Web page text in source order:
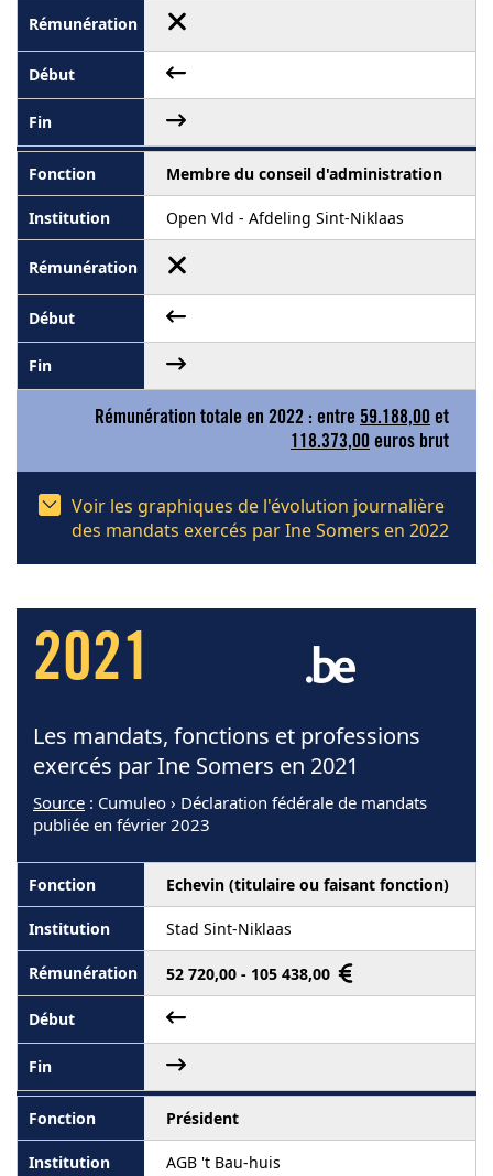
Membre du conseil d'administration
Open Vld - Afdeling Sint-Niklaas
Rémunération totale en 2022 : entre 59.188,00 et
118.373,00 euros brut
Voir les graphiques de l'évolution journalière
des mandats exercés par Ine Somers en 2022
2021
Les mandats, fonctions et professions
exercés par Ine Somers en 2021
Source : Cumuleo › Déclaration fédérale de mandats
publiée en février 2023
Echevin (titulaire ou faisant fonction)
Stad Sint-Niklaas
52 720,00 - 105 438,00
Président
AGB 't Bau-huis